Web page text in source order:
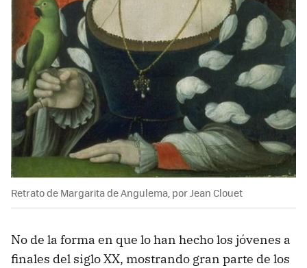
Retrato de Margarita de Angulema, por Jean Clouet
No de la forma en que lo han hecho los jóvenes a
finales del siglo XX, mostrando gran parte de los